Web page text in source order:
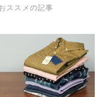
ススメの記事